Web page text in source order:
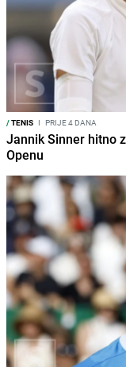
/TENIS I PRIJE 4 DANA
Jannik Sinner hitno
Openu